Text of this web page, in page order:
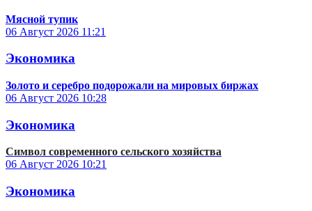
Мясной тупик
06 Август 2026 11:21
Экономика
Золото и серебро подорожали на мировых биржах
06 Август 2026 10:28
Экономика
Символ современного сельского хозяйства
06 Август 2026 10:21
Экономика